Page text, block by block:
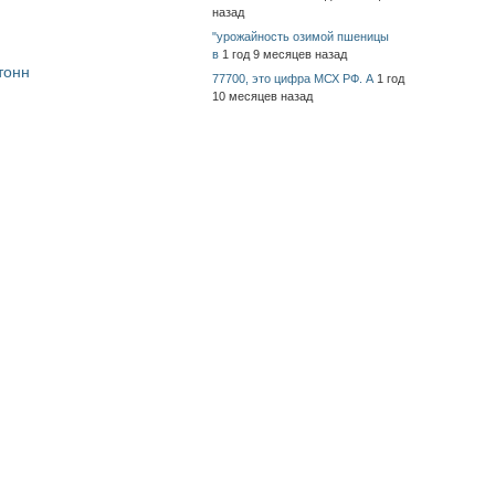
назад
"урожайность озимой пшеницы
в 1 год 9 месяцев назад
77700, это цифра МСХ РФ. А 1 год
10 месяцев назад